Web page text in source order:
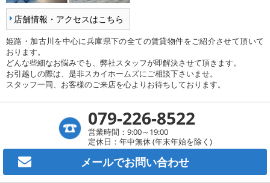
店舗情報・アクセスはこちら
姫路・加古川を中心に兵庫県下の全ての賃貸物件をご紹介させて頂いて
おります。
どんな些細なお悩みでも、弊社スタッフが即解決させて頂きます。
お引越しの際は、是非スカイホームズにご相談下さいませ。
スタッフ一同、お客様のご来店を心よりお待ちしております。
079-226-8522
営業時間：9:00～19:00
定休日：年中無休 (年末年始を除く)
メールでお問い合わせ